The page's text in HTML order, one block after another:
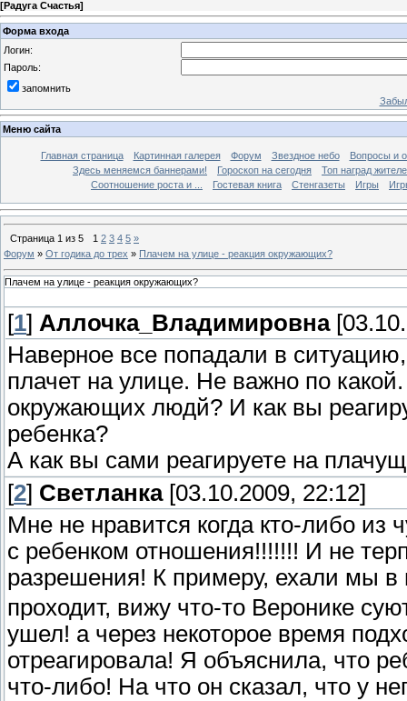
[Радуга Счастья]
Форма входа
Логин:
Пароль:
запомнить
Меню сайта
Главная страница Картинная галерея Форум Звездное небо
Вопросы и
Здесь меняемся баннерами!
Гороскоп на сегодня
Топ наград
Соотношение роста и ...
Гостевая книга Стенгазеты Игры
Страница 1 из 5 1 2 3 4 5 »
Форум » От годика до трех » Плачем на улице - реакция окружающих?
Плачем на улице - реакция окружающих?
[1] Аллочка_Владимировна
Наверное все попадали в
плачет на улице. Не важно по
окружающих людй? И как вы
ребенка?
А как вы сами реагируете на
[2] Светланка[03.10.2009, 22:12]
Мне не нравится когда кто-либо
с ребенком отношения!!!!!!! И не
разрешения! К примеру, ехали мы
проходит, вижу что-то Веронике
ушел! а через некоторое время
отреагировала! Я объяснила, что
что-либо! На что он сказал, что у